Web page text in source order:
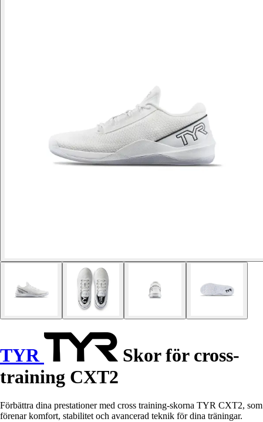
TYR
Skor för cross-
training CXT2
Förbättra dina prestationer med cross training-skorna TYR CXT2, som
förenar komfort, stabilitet och avancerad teknik för dina träningar.